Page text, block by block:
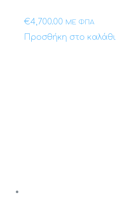
€4,700.00 ΜΕ ΦΠΑ
Προσθήκη στο καλάθι